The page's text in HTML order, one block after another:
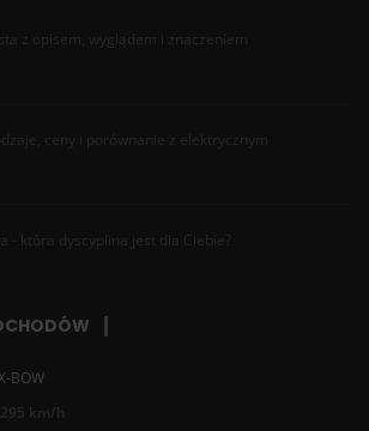
z opisem, wyglądem i znaczeniem
ceny i porównanie z elektrycznym
- która dyscyplina jest dla Ciebie?
BOW
295 km/h